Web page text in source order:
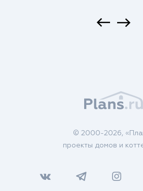
© 2000-2026,
проекты домов и